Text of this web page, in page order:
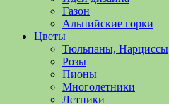
Газон
Альпийские горки
Цветы
Тюльпаны, Нарциссы
Розы
Пионы
Многолетники
Летники